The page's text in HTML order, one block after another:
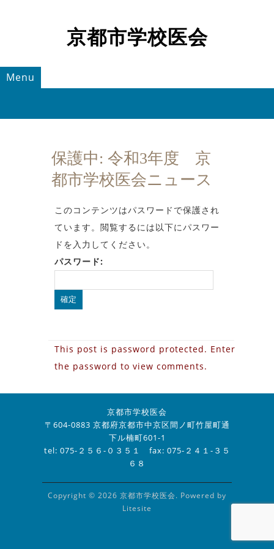
京都市学校医会
Menu
保護中: 令和3年度 京
都市学校医会ニュース
このコンテンツはパスワードで保護され
ています。閲覧するには以下にパスワー
ドを入力してください。
パスワード:
This post is password protected. Enter
the password to view comments.
京都市学校医会
〒604-0883 京都府京都市中京区間ノ町竹屋町通
下ル楠町601-1
tel: 075-２５６-０３５１ fax: 075-２４１-３５
６８
Copyright © 2026 京都市学校医会. Powered by
Litesite